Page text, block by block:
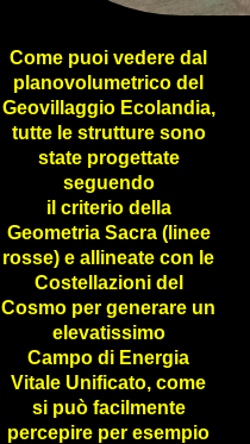
Come puoi vedere dal
planovolumetrico del
Geovillaggio Ecolandia,
tutte le strutture sono
state progettate
seguendo
il criterio della
Geometria Sacra (linee
rosse) e allineate con le
Costellazioni del
Cosmo per generare un
elevatissimo
Campo di Energia
Vitale Unificato, come
si può facilmente
percepire per esempio